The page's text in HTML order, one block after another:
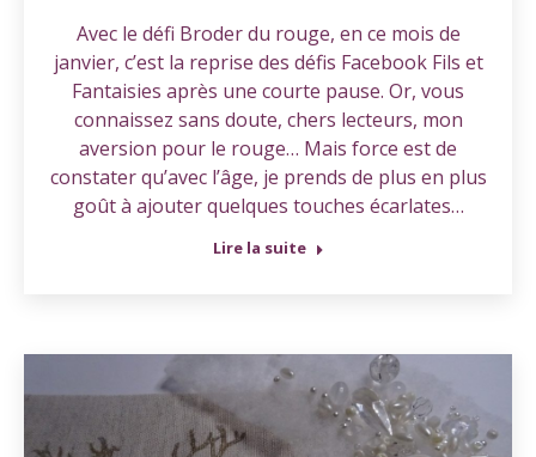
Avec le défi Broder du rouge, en ce mois de
janvier, c’est la reprise des défis Facebook Fils et
Fantaisies après une courte pause. Or, vous
connaissez sans doute, chers lecteurs, mon
aversion pour le rouge… Mais force est de
constater qu’avec l’âge, je prends de plus en plus
goût à ajouter quelques touches écarlates…
Lire la suite